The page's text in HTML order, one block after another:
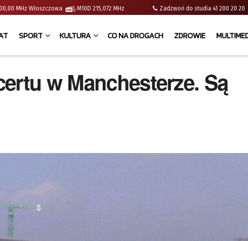
MHz Włoszczowa M10D 215,072 MHz Zadzwoń do studia 41 200
SPORT KULTURA CO NA DROGACH ZDROWIE
w Manchesterze. Są